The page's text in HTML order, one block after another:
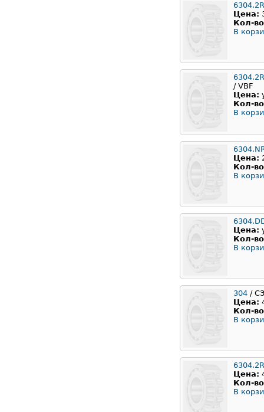
Цена:
Кол-
В
/ VBF
Цена:
Кол-
В
Цена:
Кол-
В
Цена:
Кол-
В
304 /
Цена:
Кол-
В
Цена:
Кол-
В